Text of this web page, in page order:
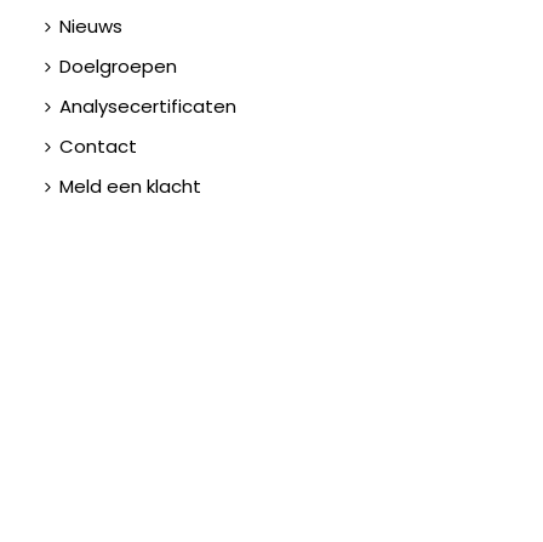
Nieuws
Doelgroepen
Analysecertificaten
Contact
Meld een klacht